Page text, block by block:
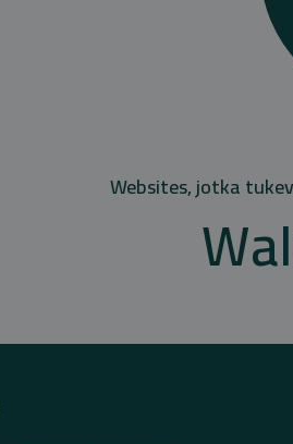
Websites, jotka